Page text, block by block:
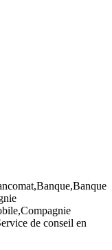
de conseil en